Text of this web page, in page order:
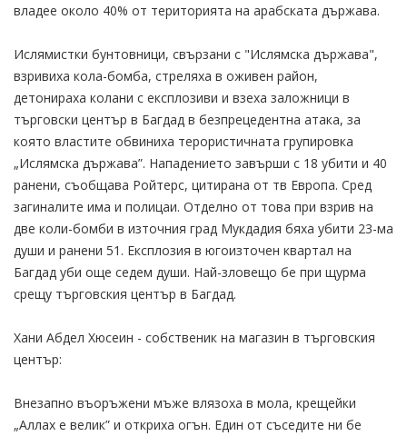
владее около 40% от територията на арабската държава.
Ислямистки бунтовници, свързани с "Ислямска държава",
взривиха кола-бомба, стреляха в оживен район,
детонираха колани с експлозиви и взеха заложници в
търговски център в Багдад в безпрецедентна атака, за
която властите обвиниха терористичната групировка
„Ислямска държава”. Нападението завърши с 18 убити и 40
ранени, съобщава Ройтерс, цитирана от тв Европа. Сред
загиналите има и полицаи. Отделно от това при взрив на
две коли-бомби в източния град Мукдадия бяха убити 23-ма
души и ранени 51. Експлозия в югоизточен квартал на
Багдад уби още седем души. Най-зловещо бе при щурма
срещу търговския център в Багдад.
Хани Абдел Хюсеин - собственик на магазин в търговския
център:
Внезапно въоръжени мъже влязоха в мола, крещейки
„Аллах е велик” и откриха огън. Един от съседите ни бе